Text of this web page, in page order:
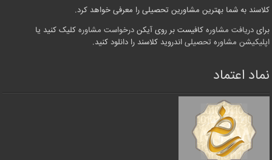
کلاسند به شما بهترین مشاورین تحصیلی را معرفی خواهد کرد.
برایدریافت مشاوره کافیست بر روی آیکندرخواست مشاوره کلیک کنید یا
اپلیکیشن مشاوره تحصیلی اندروید کلاسند را دانلود کنید.
نماد اعتماد